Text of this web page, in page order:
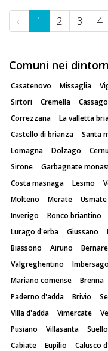
‹ 1 2 3 4
Comuni nei
Casatenovo Missaglia
Sirtori
Cremella
Correzzana
La valletta
Castello di brianza
Santa
Lomagna
Dolzago
Sirone
Garbagnate
Costa masnaga
Lesmo
Molteno
Merate
Inverigo
Ronco briantino
Lurago d'erba
Giussano
Biassono
Airuno
Valgreghentino
Imbersago
Mariano comense
Brenna
Paderno d'adda
Brivio
Villa d'adda
Vimercate
Pusiano
Villasanta Suello
Cabiate
Eupilio Calusco